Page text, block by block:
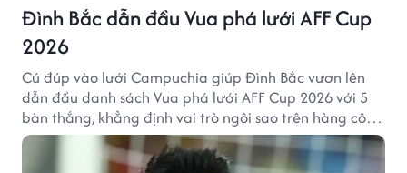
Đình Bắc dẫn đầu Vua phá lưới AFF Cup
2026
Cú đúp vào lưới Campuchia giúp Đình Bắc vươn lên
dẫn đầu danh sách Vua phá lưới AFF Cup 2026 với 5
bàn thắng, khẳng định vai trò ngôi sao trên hàng công
tuyển Việt Nam.